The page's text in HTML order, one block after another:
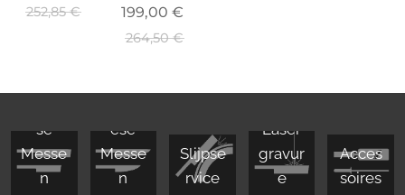
252,85€ 199,00 €
264,50€
se
Messe
n
ese
Messe
n
Slijpse
rvice
Laser
gravur
e
Acces
soires